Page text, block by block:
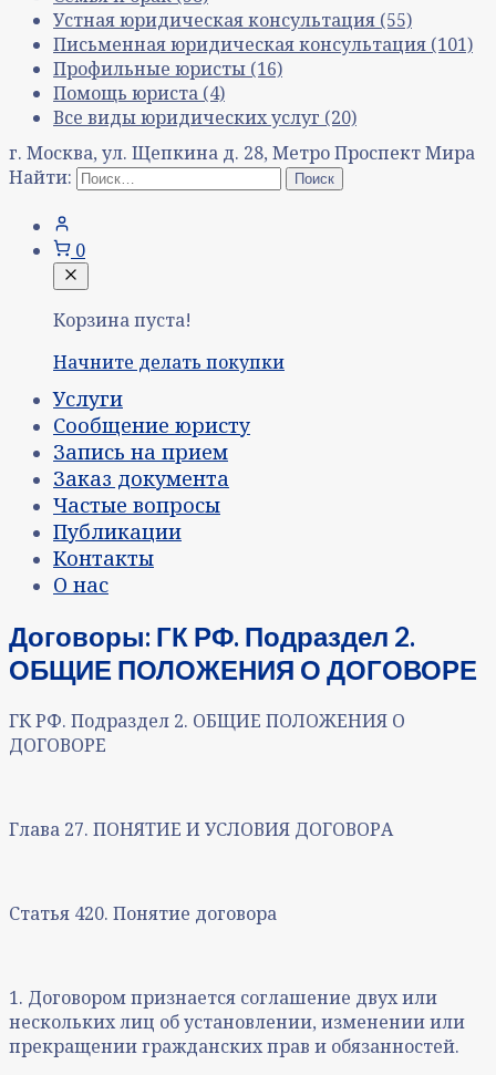
Устная юридическая консультация (55)
Письменная юридическая консультация (101)
Профильные юристы (16)
Помощь юриста (4)
Все виды юридических услуг (20)
г. Москва, ул. Щепкина д. 28, Метро Проспект Мира
Найти:
0
Корзина пуста!
Начните делать покупки
Услуги
Сообщение юристу
Запись на прием
Заказ документа
Частые вопросы
Публикации
Контакты
О нас
Договоры: ГК РФ. Подраздел 2.
ОБЩИЕ ПОЛОЖЕНИЯ О ДОГОВОРЕ
ГК РФ. Подраздел 2. ОБЩИЕ ПОЛОЖЕНИЯ О
ДОГОВОРЕ
Глава 27. ПОНЯТИЕ И УСЛОВИЯ ДОГОВОРА
Статья 420. Понятие договора
1. Договором признается соглашение двух или
нескольких лиц об установлении, изменении или
прекращении гражданских прав и обязанностей.